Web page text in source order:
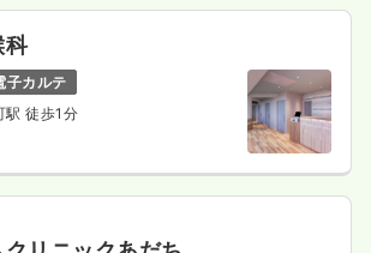
科
子カルテ
駅 徒歩1分